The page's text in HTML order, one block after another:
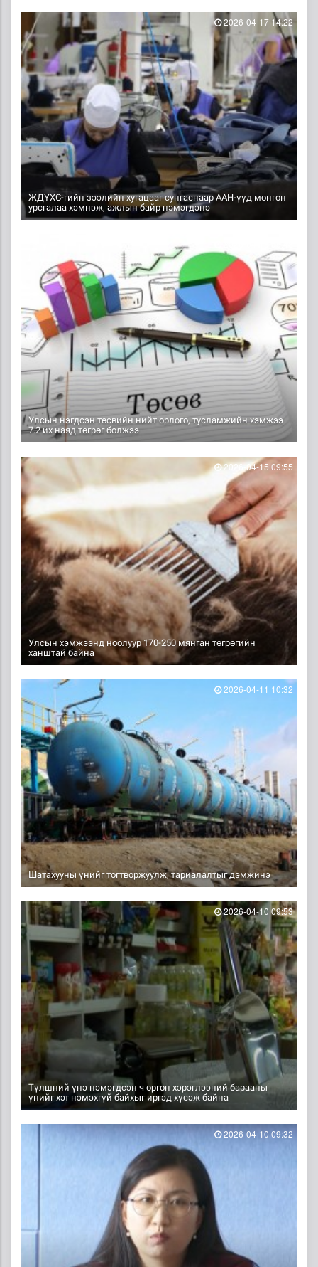
ЖДҮХС-гийн зээлийн хугацааг сунгаснаар ААН-үүд мөнгөн
урсгалаа хэмнэж, ажлын байр нэмэгдэнэ
2026-04-17 14:22
Улсын нэгдсэн төсвийн нийт орлого, тусламжийн хэмжээ
7.2 их наяд төгрөг болжээ
Улсын хэмжээнд ноолуур 170-250 мянган төгрөгийн
ханштай байна
2026-04-15 09:55
Шатахууны үнийг тогтворжуулж, тариалалтыг дэмжинэ
2026-04-11 10:32
Түлшний үнэ нэмэгдсэн ч өргөн хэрэглээний барааны
үнийг хэт нэмэхгүй байхыг иргэд хүсэж байна
2026-04-10 09:53
2026-04-10 09:32